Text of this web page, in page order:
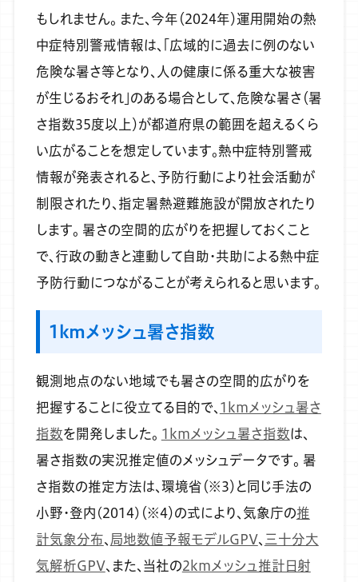
もしれません。 また、今年（2024年）運用開始の熱
中症特別警戒情報は、「広域的に過去に例のない
危険な暑さ等となり、人の健康に係る重大な被害
が生じるおそれ」のある場合として、危険な暑さ（暑
さ指数35度以上）が都道府県の範囲を超えるくら
い広がることを想定しています。熱中症特別警戒
情報が発表されると、予防行動により社会活動が
制限されたり、指定暑熱避難施設が開放されたり
します。 暑さの空間的広がりを把握しておくこと
で、行政の動きと連動して自助・共助による熱中症
予防行動につながることが考えられると思います。
1kmメッシュ暑さ指数
観測地点のない地域でも暑さの空間的広がりを
把握することに役立てる目的で、 1kmメッシュ暑さ
指数を開発しました。 1kmメッシュ暑さ指数は、
暑さ指数の実況推定値のメッシュデータです。 暑
さ指数の推定方法は、環境省（※3）と同じ手法の
小野・登内(2014)（※4）の式により、気象庁の推
計気象分布、 局地数値予報モデルGPV、 三十分大
気解析GPV、また、当社の2kmメッシュ推計日射